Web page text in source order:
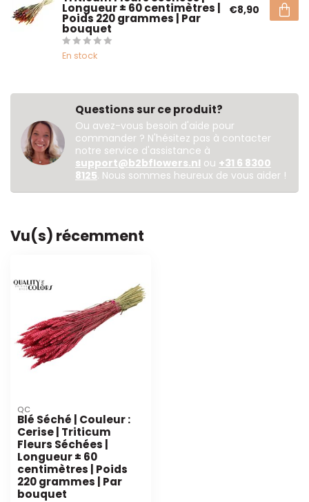
Longueur ± 60 centimètres |
Poids 220 grammes | Par
bouquet
En stock
€8,90
Questions sur ce produit?
Ou avez-vous besoin d'aide pour
commander ? N'hésitez pas à contacter
notre service d'assistance à
support@b2bflowers.nl ou +31 6 8300
8125. Nous sommes heureux de vous aider !
Vu(s) récemment
QC
Blé Séché | Couleur :
Cerise | Triticum
Fleurs Séchées |
Longueur ± 60
centimètres | Poids
220 grammes | Par
bouquet